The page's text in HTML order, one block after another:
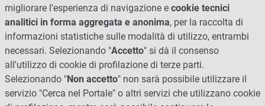
migliorare l'esperienza di navigazione e cookie tecnici
analitici in forma aggregata e anonima, per la raccolta di
informazioni statistiche sulle modalità di utilizzo, entrambi
necessari. Selezionando "Accetto" si dà il consenso
all'utilizzo di cookie di profilazione di terze parti.
Selezionando "Non accetto" non sarà possibile utilizzare il
servizio "Cerca nel Portale" o altri servizi che utilizzano cookie